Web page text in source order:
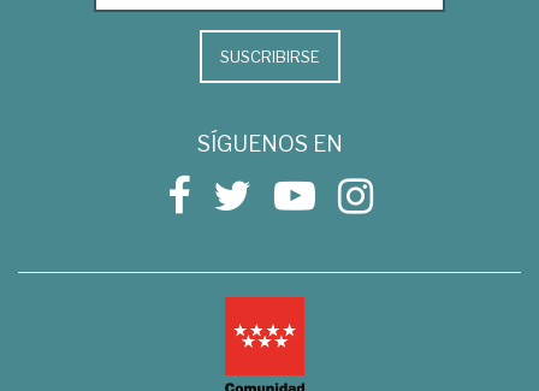
SUSCRIBIRSE
SÍGUENOS EN